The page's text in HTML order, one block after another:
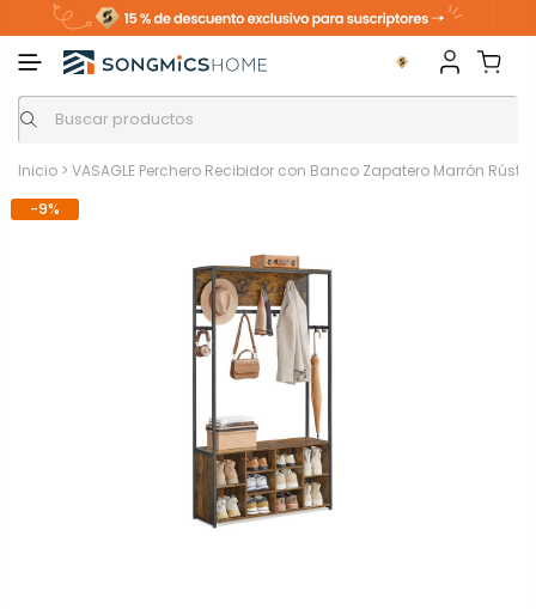
Inicio > VASAGLE Perchero Recibidor con Banco Zapatero Marrón
-9%